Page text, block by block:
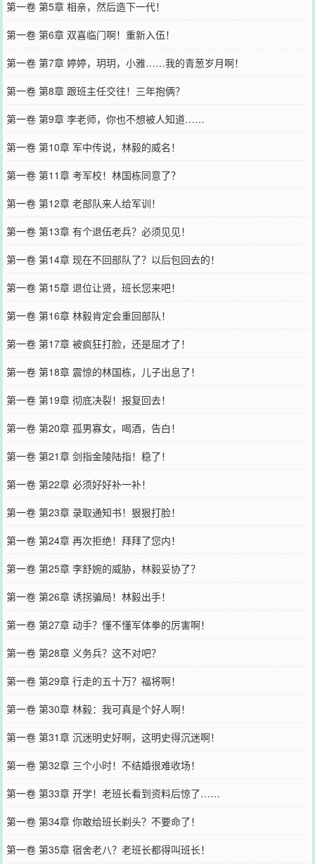
第一卷 第5章 相亲，然后造下一代！
第一卷 第6章 双喜临门啊！重新入伍！
第一卷 第7章 婷婷，玥玥，小雅……我的青葱岁月啊！
第一卷 第8章 跟班主任交往！三年抱俩？
第一卷 第9章 李老师，你也不想被人知道……
第一卷 第10章 军中传说，林毅的威名！
第一卷 第11章 考军校！林国栋同意了？
第一卷 第12章 老部队来人给军训！
第一卷 第13章 有个退伍老兵？必须见见！
第一卷 第14章 现在不回部队了？以后包回去的！
第一卷 第15章 退位让贤，班长您来吧！
第一卷 第16章 林毅肯定会重回部队！
第一卷 第17章 被疯狂打脸，还是屈才了！
第一卷 第18章 震惊的林国栋，儿子出息了！
第一卷 第19章 彻底决裂！报复回去！
第一卷 第20章 孤男寡女，喝酒，告白！
第一卷 第21章 剑指金陵陆指！稳了！
第一卷 第22章 必须好好补一补！
第一卷 第23章 录取通知书！狠狠打脸！
第一卷 第24章 再次拒绝！拜拜了您内！
第一卷 第25章 李舒婉的威胁，林毅妥协了？
第一卷 第26章 诱拐骗局！林毅出手！
第一卷 第27章 动手？懂不懂军体拳的厉害啊！
第一卷 第28章 义务兵？这不对吧？
第一卷 第29章 行走的五十万？福将啊！
第一卷 第30章 林毅：我可真是个好人啊！
第一卷 第31章 沉迷明史好啊，这明史得沉迷啊！
第一卷 第32章 三个小时！不结婚很难收场！
第一卷 第33章 开学！老班长看到资料后惊了……
第一卷 第34章 你敢给班长剃头？不要命了！
第一卷 第35章 宿舍老八？老班长都得叫班长！